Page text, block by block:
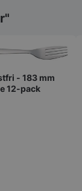
- 183 mm
12-pack